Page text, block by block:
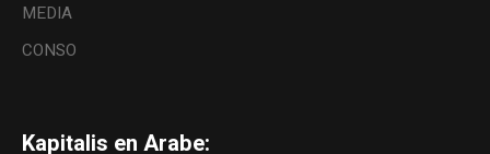
MEDIA
CONSO
Kapitalis en Arabe: